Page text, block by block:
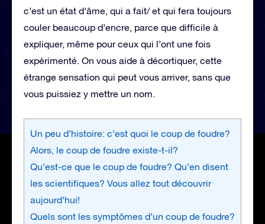
c’est un état d’âme, qui a fait/ et qui fera toujours
couler beaucoup d’encre, parce que difficile à
expliquer, même pour ceux qui l’ont une fois
expérimenté. On vous aide à décortiquer, cette
étrange sensation qui peut vous arriver, sans que
vous puissiez y mettre un nom.
Un peu d’histoire: c’est quoi le coup de foudre?
Alors, le coup de foudre existe-t-il?
Qu’est-ce que le coup de foudre? Qu’en disent
les scientifiques? Vous allez tout découvrir
aujourd’hui!
Quels sont les symptômes d’un coup de foudre?